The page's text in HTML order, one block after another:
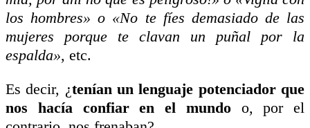
los hombres» o «No te fíes demasiado de las
mujeres porque te clavan un puñal por la
espalda», etc.
Es decir, ¿tenían un lenguaje potenciador que
nos hacía confiar en el mundoo, por el